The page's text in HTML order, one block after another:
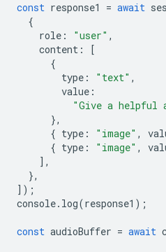
const response1 = await
{
role : "user" ,
content :
[
{
type : "text" ,
value :
"Give a helpful
},
{ type : "image" ,
{ type : "image" ,
],
},
]);
console. log(response1 );
const audioBuffer = await